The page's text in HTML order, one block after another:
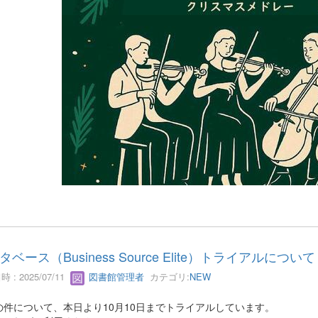
ベース（Business Source Elite）トライアルについて
: 2025/07/11 図書館管理者カテゴリ:NEW
件について、本日より10月10日までトライアルしています。